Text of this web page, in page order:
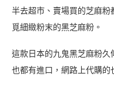
半去超市、賣場買的芝麻
覓細緻粉末的黑芝麻粉。
這款日本的九鬼黑芝麻粉
也都有進口，網路上代購的